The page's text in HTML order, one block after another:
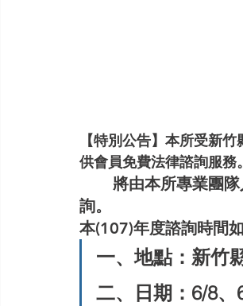
【特別公告】本所受新
供會員免費法律諮詢服務。
詢。
本(107)年度諮詢時間如
一、地點：新竹
二、日期：6/8